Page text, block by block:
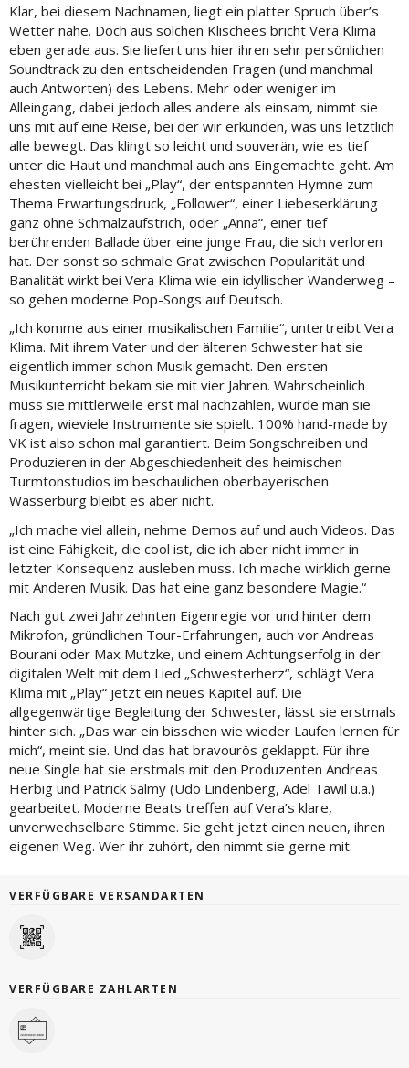
Klar, bei diesem Nachnamen, liegt ein platter Spruch über’s
Wetter nahe. Doch aus solchen Klischees bricht Vera Klima
eben gerade aus. Sie liefert uns hier ihren sehr persönlichen
Soundtrack zu den entscheidenden Fragen (und manchmal
auch Antworten) des Lebens. Mehr oder weniger im
Alleingang, dabei jedoch alles andere als einsam, nimmt sie
uns mit auf eine Reise, bei der wir erkunden, was uns letztlich
alle bewegt. Das klingt so leicht und souverän, wie es tief
unter die Haut und manchmal auch ans Eingemachte geht. Am
ehesten vielleicht bei „Play“, der entspannten Hymne zum
Thema Erwartungsdruck, „Follower“, einer Liebeserklärung
ganz ohne Schmalzaufstrich, oder „Anna“, einer tief
berührenden Ballade über eine junge Frau, die sich verloren
hat. Der sonst so schmale Grat zwischen Popularität und
Banalität wirkt bei Vera Klima wie ein idyllischer Wanderweg –
so gehen moderne Pop-Songs auf Deutsch.
„Ich komme aus einer musikalischen Familie“, untertreibt Vera
Klima. Mit ihrem Vater und der älteren Schwester hat sie
eigentlich immer schon Musik gemacht. Den ersten
Musikunterricht bekam sie mit vier Jahren. Wahrscheinlich
muss sie mittlerweile erst mal nachzählen, würde man sie
fragen, wieviele Instrumente sie spielt. 100% hand-made by
VK ist also schon mal garantiert. Beim Songschreiben und
Produzieren in der Abgeschiedenheit des heimischen
Turmtonstudios im beschaulichen oberbayerischen
Wasserburg bleibt es aber nicht.
„Ich mache viel allein, nehme Demos auf und auch Videos. Das
ist eine Fähigkeit, die cool ist, die ich aber nicht immer in
letzter Konsequenz ausleben muss. Ich mache wirklich gerne
mit Anderen Musik. Das hat eine ganz besondere Magie.“
Nach gut zwei Jahrzehnten Eigenregie vor und hinter dem
Mikrofon, gründlichen Tour-Erfahrungen, auch vor Andreas
Bourani oder Max Mutzke, und einem Achtungserfolg in der
digitalen Welt mit dem Lied „Schwesterherz“, schlägt Vera
Klima mit „Play“ jetzt ein neues Kapitel auf. Die
allgegenwärtige Begleitung der Schwester, lässt sie erstmals
hinter sich. „Das war ein bisschen wie wieder Laufen lernen für
mich“, meint sie. Und das hat bravourös geklappt. Für ihre
neue Single hat sie erstmals mit den Produzenten Andreas
Herbig und Patrick Salmy (Udo Lindenberg, Adel Tawil u.a.)
gearbeitet. Moderne Beats treffen auf Vera’s klare,
unverwechselbare Stimme. Sie geht jetzt einen neuen, ihren
eigenen Weg. Wer ihr zuhört, den nimmt sie gerne mit.
VERFÜGBARE VERSANDARTEN
VERFÜGBARE ZAHLARTEN